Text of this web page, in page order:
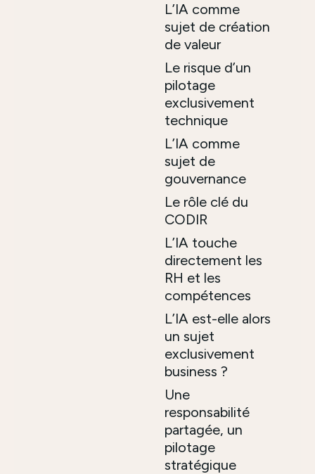
L’IA comme
sujet de création
de valeur
Le risque d’un
pilotage
exclusivement
technique
L’IA comme
sujet de
gouvernance
Le rôle clé du
CODIR
L’IA touche
directement les
RH et les
compétences
L’IA est-elle alors
un sujet
exclusivement
business ?
Une
responsabilité
partagée, un
pilotage
stratégique